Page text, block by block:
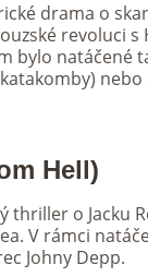
drama o
revoluci s
bylo natáčené
nebo
Hell)
thriller o Jacku
V rámci
Johny Depp.